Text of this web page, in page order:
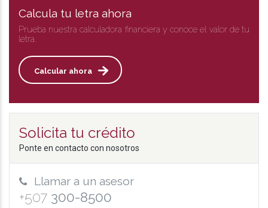
Calcula tu letra ahora
Prueba nuestra calculadora financiera y conoce el valor de tu
letra.
Calcular ahora
Solicita tu crédito
Ponte en contacto con nosotros
Llamar a un asesor
+507 300-8500